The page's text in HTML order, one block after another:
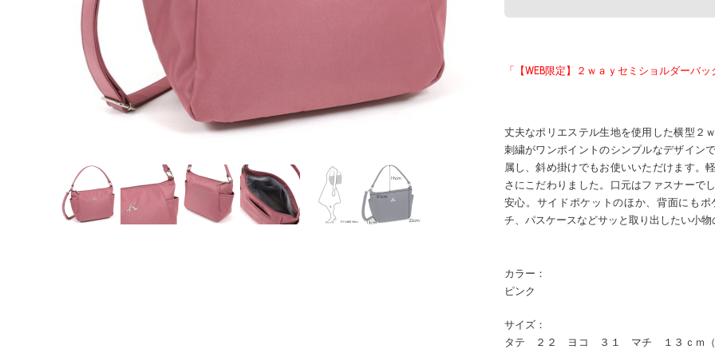
「【WEB限定】２ｗａｙセミショルダーバ
丈夫なポリエステル生地を使用した横型２
刺繍がワンポイントのシンプルなデザイン
属し、斜め掛けでもお使いいただけます。
さにこだわりました。口元はファスナーで
安心。サイドポケットのほか、背面にも
チ、パスケースなどサッと取り出したい小
カラー：
ピンク
サイズ：
タテ ２２ ヨコ ３１ マチ １３ｃｍ（